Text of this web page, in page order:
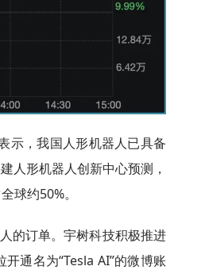
示，我国人形机器人已具备
人形机器人创新中心预测，
球约50%。
的订单。宇树科技积极推进
通名为“Tesla AI”的微博账